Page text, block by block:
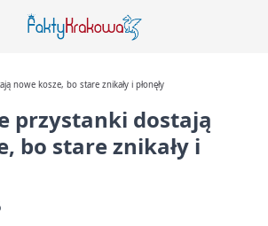
nowe kosze, bo stare znikały i płonęły
przystanki dostają
bo stare znikały i